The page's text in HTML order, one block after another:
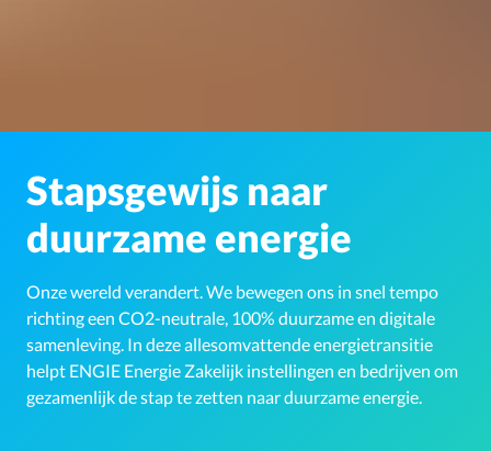
Stapsgewijs naar
duurzame energie
Onze wereld verandert. We bewegen ons in snel tempo
richting een CO2-neutrale, 100% duurzame en digitale
samenleving. In deze allesomvattende energietransitie
helpt ENGIE Energie Zakelijk instellingen en bedrijven om
gezamenlijk de stap te zetten naar duurzame energie.